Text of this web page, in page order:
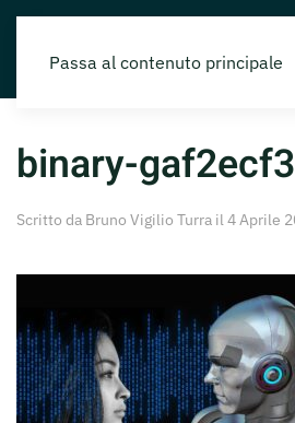
Passa al contenuto principale
binary-
Scritto da Bruno Vigilio Turra il4 Aprile